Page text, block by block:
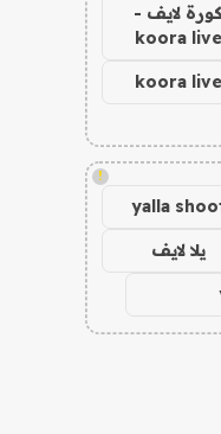
كورة لايف -
koora live
koora live
!
yalla
يلا لايف